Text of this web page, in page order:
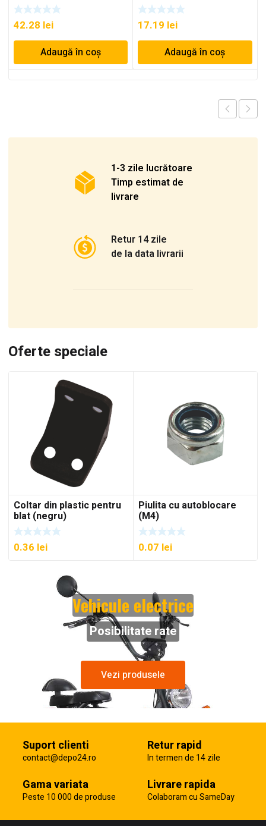
42.28 lei
Adaugă în coș
17.19 lei
Adaugă în coș
1-3 zile lucrătoare
Timp estimat de
livrare
Retur 14 zile
de la data livrarii
Oferte speciale
Coltar din plastic pentru
blat (negru)
0.36 lei
Piulita cu autoblocare
(M4)
0.07 lei
Vehicule electrice
Posibilitate rate
Vezi produsele
Suport clienti
contact@depo24.ro
Retur rapid
In termen de 14 zile
Gama variata
Peste 10 000 de produse
Livrare rapida
Colaboram cu SameDay